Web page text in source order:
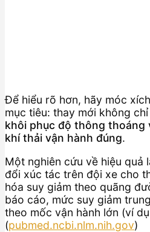
Để hiểu rõ hơn, hãy móc
mục tiêu: thay mới không
khôi phục độ thông thoáng
khí thải vận hành đúng.
Một nghiên cứu về hiệu quả
đổi xúc tác trên đội xe cho
hóa suy giảm theo quãng
báo cáo, mức suy giảm
theo mốc vận hành lớn (ví
(pubmed.ncbi.nlm.nih.gov)